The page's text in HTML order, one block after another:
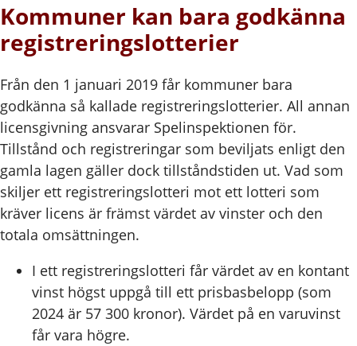
Kommuner kan bara godkänna
registreringslotterier
Från den 1 januari 2019 får kommuner bara
godkänna så kallade registreringslotterier. All annan
licensgivning ansvarar Spelinspektionen för.
Tillstånd och registreringar som beviljats enligt den
gamla lagen gäller dock tillståndstiden ut. Vad som
skiljer ett registreringslotteri mot ett lotteri som
kräver licens är främst värdet av vinster och den
totala omsättningen.
I ett registreringslotteri får värdet av en kontant
vinst högst uppgå till ett prisbasbelopp (som
2024 är 57 300 kronor). Värdet på en varuvinst
får vara högre.